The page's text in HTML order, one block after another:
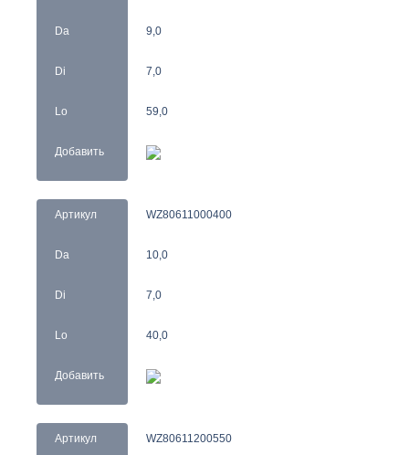
Da
Di
Lo
Добавить
9,0
7,0
59,0
Артикул
Da
Di
Lo
Добавить
WZ80611000400
10,0
7,0
40,0
Артикул WZ80611200550